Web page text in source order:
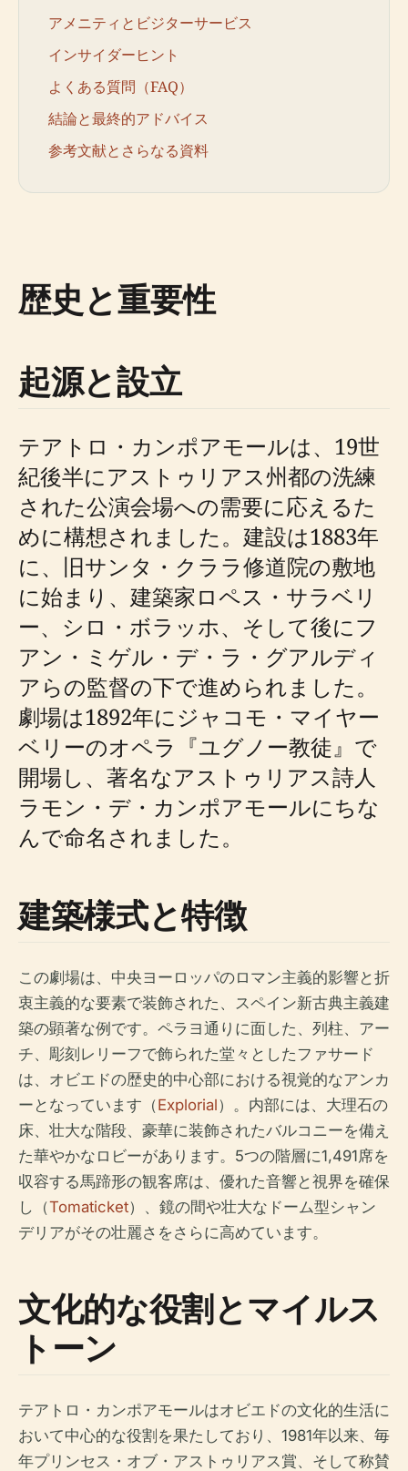
アメニティとビジターサービス
インサイダーヒント
よくある質問（FAQ）
結論と最終的アドバイス
参考文献とさらなる資料
歴史と重要性
起源と設立
テアトロ・カンポアモールは、19世
紀後半にアストゥリアス州都の洗練
された公演会場への需要に応えるた
めに構想されました。建設は1883年
に、旧サンタ・クララ修道院の敷地
に始まり、建築家ロペス・サラベリ
ー、シロ・ボラッホ、そして後にフ
アン・ミゲル・デ・ラ・グアルディ
アらの監督の下で進められました。
劇場は1892年にジャコモ・マイヤー
ベリーのオペラ『ユグノー教徒』で
開場し、著名なアストゥリアス詩人
ラモン・デ・カンポアモールにちな
んで命名されました。
建築様式と特徴
この劇場は、中央ヨーロッパのロマン主義的影響と折
衷主義的な要素で装飾された、スペイン新古典主義建
築の顕著な例です。ペラヨ通りに面した、列柱、アー
チ、彫刻レリーフで飾られた堂々としたファサード
は、オビエドの歴史的中心部における視覚的なアンカ
ーとなっています（Explorial）。内部には、大理石の
床、壮大な階段、豪華に装飾されたバルコニーを備え
た華やかなロビーがあります。5つの階層に1,491席を
収容する馬蹄形の観客席は、優れた音響と視界を確保
し（Tomaticket）、鏡の間や壮大なドーム型シャン
デリアがその壮麗さをさらに高めています。
文化的な役割とマイルス
トーン
テアトロ・カンポアモールはオビエドの文化的生活に
おいて中心的な役割を果たしており、1981年以来、毎
年プリンセス・オブ・アストゥリアス賞、そして称賛